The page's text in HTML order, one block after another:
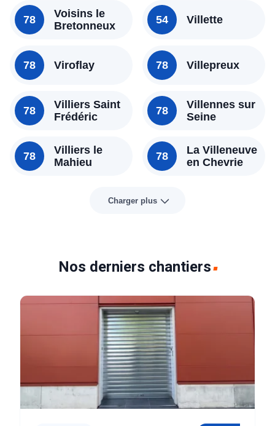
78
Voisins le
Bretonneux
78 Viroflay
78
Villiers Saint
Frédéric
78
Villiers le
Mahieu
54 Villette
78 Villepreux
78
Villennes sur
Seine
78
La Villeneuve
en Chevrie
Charger plus
Nos derniers chantiers